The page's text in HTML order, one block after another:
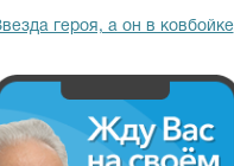
героя, а он в ковбойке